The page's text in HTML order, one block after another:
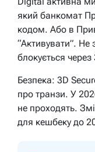
який банкомат
кодом. Або в
“Активувати”. Не
блокується через
Безпека: 3D
про транзи. У
не проходять.
для кешбеку до